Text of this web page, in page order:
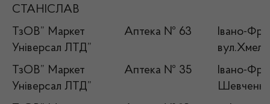
СТАНІСЛАВ
ТзОВ” Маркет
Універсал ЛТД”
Аптека № 63
Івано-
ТзОВ” Маркет
Універсал ЛТД”
Аптека № 35
Івано-